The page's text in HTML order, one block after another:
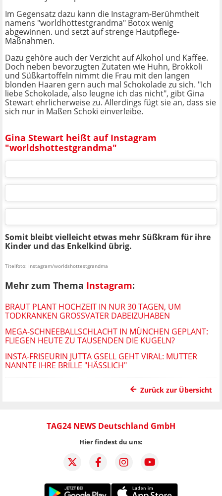
Im Gegensatz dazu kann die Instagram-Berühmtheit
namens "worldhottestgrandma" Botox wenig
abgewinnen. und setzt auf strenge Hautpflege-
Maßnahmen.
Dazu gehöre auch der Verzicht auf Alkohol und Kaffee.
Doch neben bevorzugten Zutaten wie Huhn, Brokkoli
und Süßkartoffeln nimmt die Frau mit den langen
blonden Haaren gern auch mal Schokolade zu sich. "Ich
liebe Schokolade, also leugne ich das nicht", gibt Gina
Stewart ehrlicherweise zu. Allerdings fügt sie an, dass sie
sich nur in Maßen Schoki einverleibe.
Gina Stewart heißt auf Instagram
"worldshottestgrandma"
Somit bleibt vielleicht etwas mehr Süßkram für ihre
Kinder und das Enkelkind übrig.
Titelfoto: Instagram/worldshottestgrandma
Mehr zum Thema Instagram:
BRAUT PLANT HOCHZEIT IN NUR 30 TAGEN, UM
TODKRANKEN GROSSVATER DABEIZUHABEN
MEGA-SCHNEEBALLSCHLACHT IN MÜNCHEN GEPLANT:
FLIEGEN HEUTE ZU TAUSENDEN DIE KUGELN?
INSTA-FRISEURIN JUTTA GSELL GEHT VIRAL: MUTTER
NANNTE IHRE BRILLE "HÄSSLICH"
Zurück zur Übersicht
TAG24 NEWS Deutschland GmbH
Hier findest du uns: